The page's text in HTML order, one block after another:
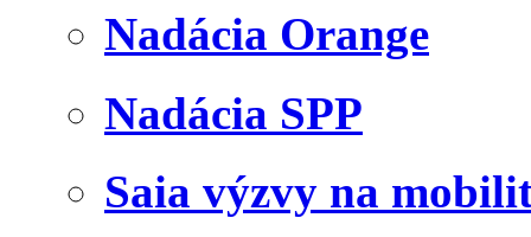
Nadácia Orange
Nadácia SPP
Saia výzvy na